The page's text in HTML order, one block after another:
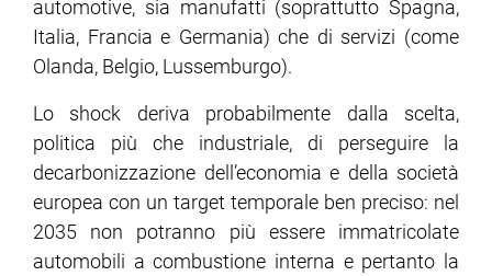
automotive, sia manufatti (soprattutto Spagna,
Italia, Francia e Germania) che di servizi (come
Olanda, Belgio, Lussemburgo).
Lo shock deriva probabilmente dalla scelta,
politica più che industriale, di perseguire la
decarbonizzazione dell’economia e della società
europea con un target temporale ben preciso: nel
2035 non potranno più essere immatricolate
automobili a combustione interna e pertanto la